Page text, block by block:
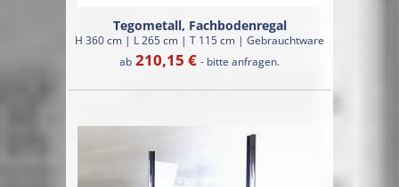
Tegometall, Fachbodenregal
H 360 cm | L 265 cm | T 115 cm | Gebrauchtware
ab 210,15 € - bitte anfragen.